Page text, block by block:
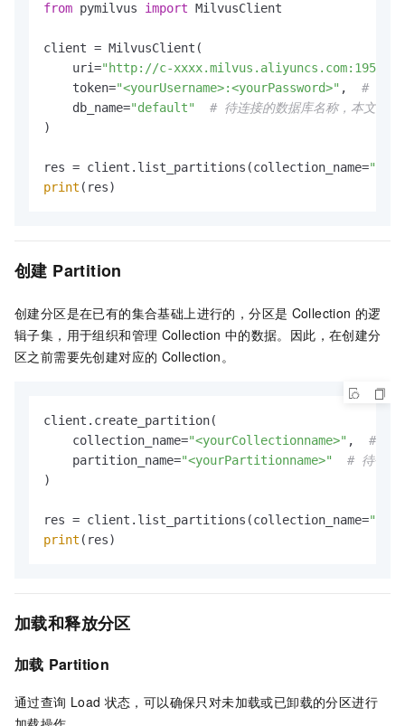
from pymilvus import MilvusClient
client = MilvusClient(
    uri=
"http://c-xxxx.milvus.aliyuncs.com:19530"
    token=
"<yourUsername>:<yourPassword>" , # 登录
    db_name=
"default"
# 待连接的数据库名称，本文示
)
res = client.list_partitions(collection_name=
print
创建 Partition
创建分区是在已有的集合基础上进行的，分区是 Collection 的逻
辑子集，用于组织和管理 Collection 中的数据。因此，在创建分
区之前需要先创建对应的 Collection。
client.create_partition(
    collection_name=
"<yourCollectionname>" , # 待
    partition_name=
"<yourPartitionname>"
# 待创建
)
res = client.list_partitions(collection_name=
print
加载和释放分区
加载 Partition
通过查询 Load 状态，可以确保只对未加载或已卸载的分区进行